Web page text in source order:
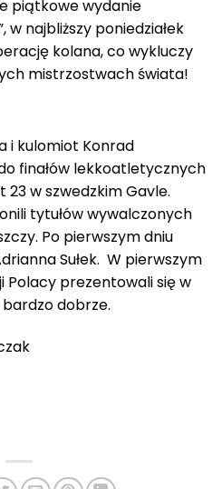
piątkowe wydanie
w najbliższy poniedziałek
kolana, co wykluczy
mistrzostwach świata!
i kulomiot Konrad
finałów lekkoatletycznych
w szwedzkim Gavle.
tytułów wywalczonych
Po pierwszym dniu
Sułek. W pierwszym
Polacy prezentowali się w
dobrze.